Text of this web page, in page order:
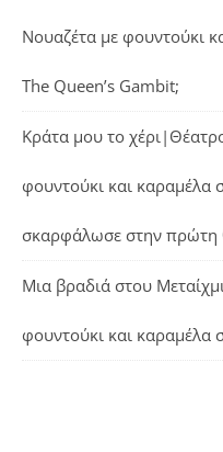
Νουαζέτα με φουντούκι
The Queen’s Gambit;
Κράτα μου το
φουντούκι και καραμέλα
σκαρφάλωσε στην πρώτη
Μια βραδιά στου
φουντούκι και καραμέλα